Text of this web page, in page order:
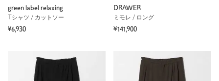
green label relaxing
Tシャツ / カットソー
¥6,930
DRAWER
ミモレ / ロング
¥141,900